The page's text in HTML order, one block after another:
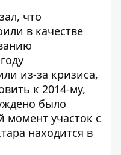
что
в качестве
из-за кризиса,
к 2014-му,
было
момент участок с
находится в